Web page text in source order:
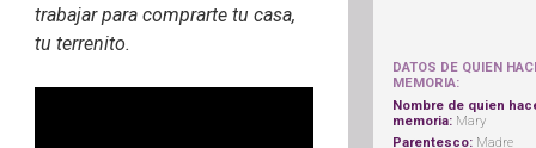
DATOS DE QUIEN
MEMORIA:
Nombre de quien
memoria: Mary
Parentesco: Madre
trabajar para comprarte tu casa,
tu terrenito.